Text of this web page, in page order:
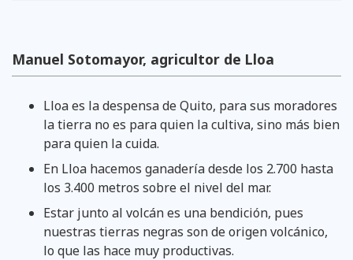
Manuel Sotomayor, agricultor de Lloa
Lloa es la despensa de Quito, para sus moradores
la tierra no es para quien la cultiva, sino más bien
para quien la cuida.
En Lloa hacemos ganadería desde los 2.700 hasta
los 3.400 metros sobre el nivel del mar.
Estar junto al volcán es una bendición, pues
nuestras tierras negras son de origen volcánico,
lo que las hace muy productivas.